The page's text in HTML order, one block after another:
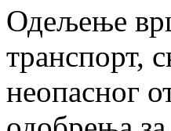
Одељење
транспорт,
неопасног